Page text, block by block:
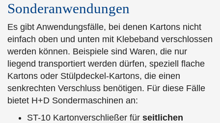
Sonderanwendungen
Es gibt Anwendungsfälle, bei denen Kartons nicht
einfach oben und unten mit Klebeband verschlossen
werden können. Beispiele sind Waren, die nur
liegend transportiert werden dürfen, speziell flache
Kartons oder Stülpdeckel-Kartons, die einen
senkrechten Verschluss benötigen. Für diese Fälle
bietet H+D Sondermaschinen an:
ST-10 Kartonverschließer für seitlichen